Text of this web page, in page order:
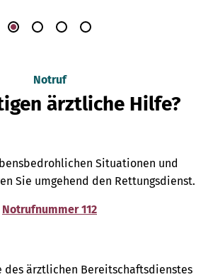
Notruf
ärztliche Hilfe?
Situationen und
Sie umgehend den Rettungsdienst.
Notrufnummer 112
des ärztlichen Bereitschaftsdienstes